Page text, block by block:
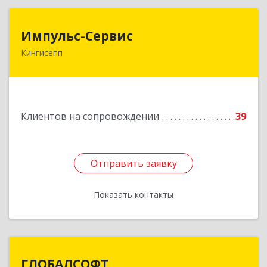
Импульс-Сервис
Кингисепп
Клиентов на сопровождении 39
Отправить заявку
Показать контакты
188480, Ленинградская обл, Кингисеппский р-н,
Отправить заявку
Назад